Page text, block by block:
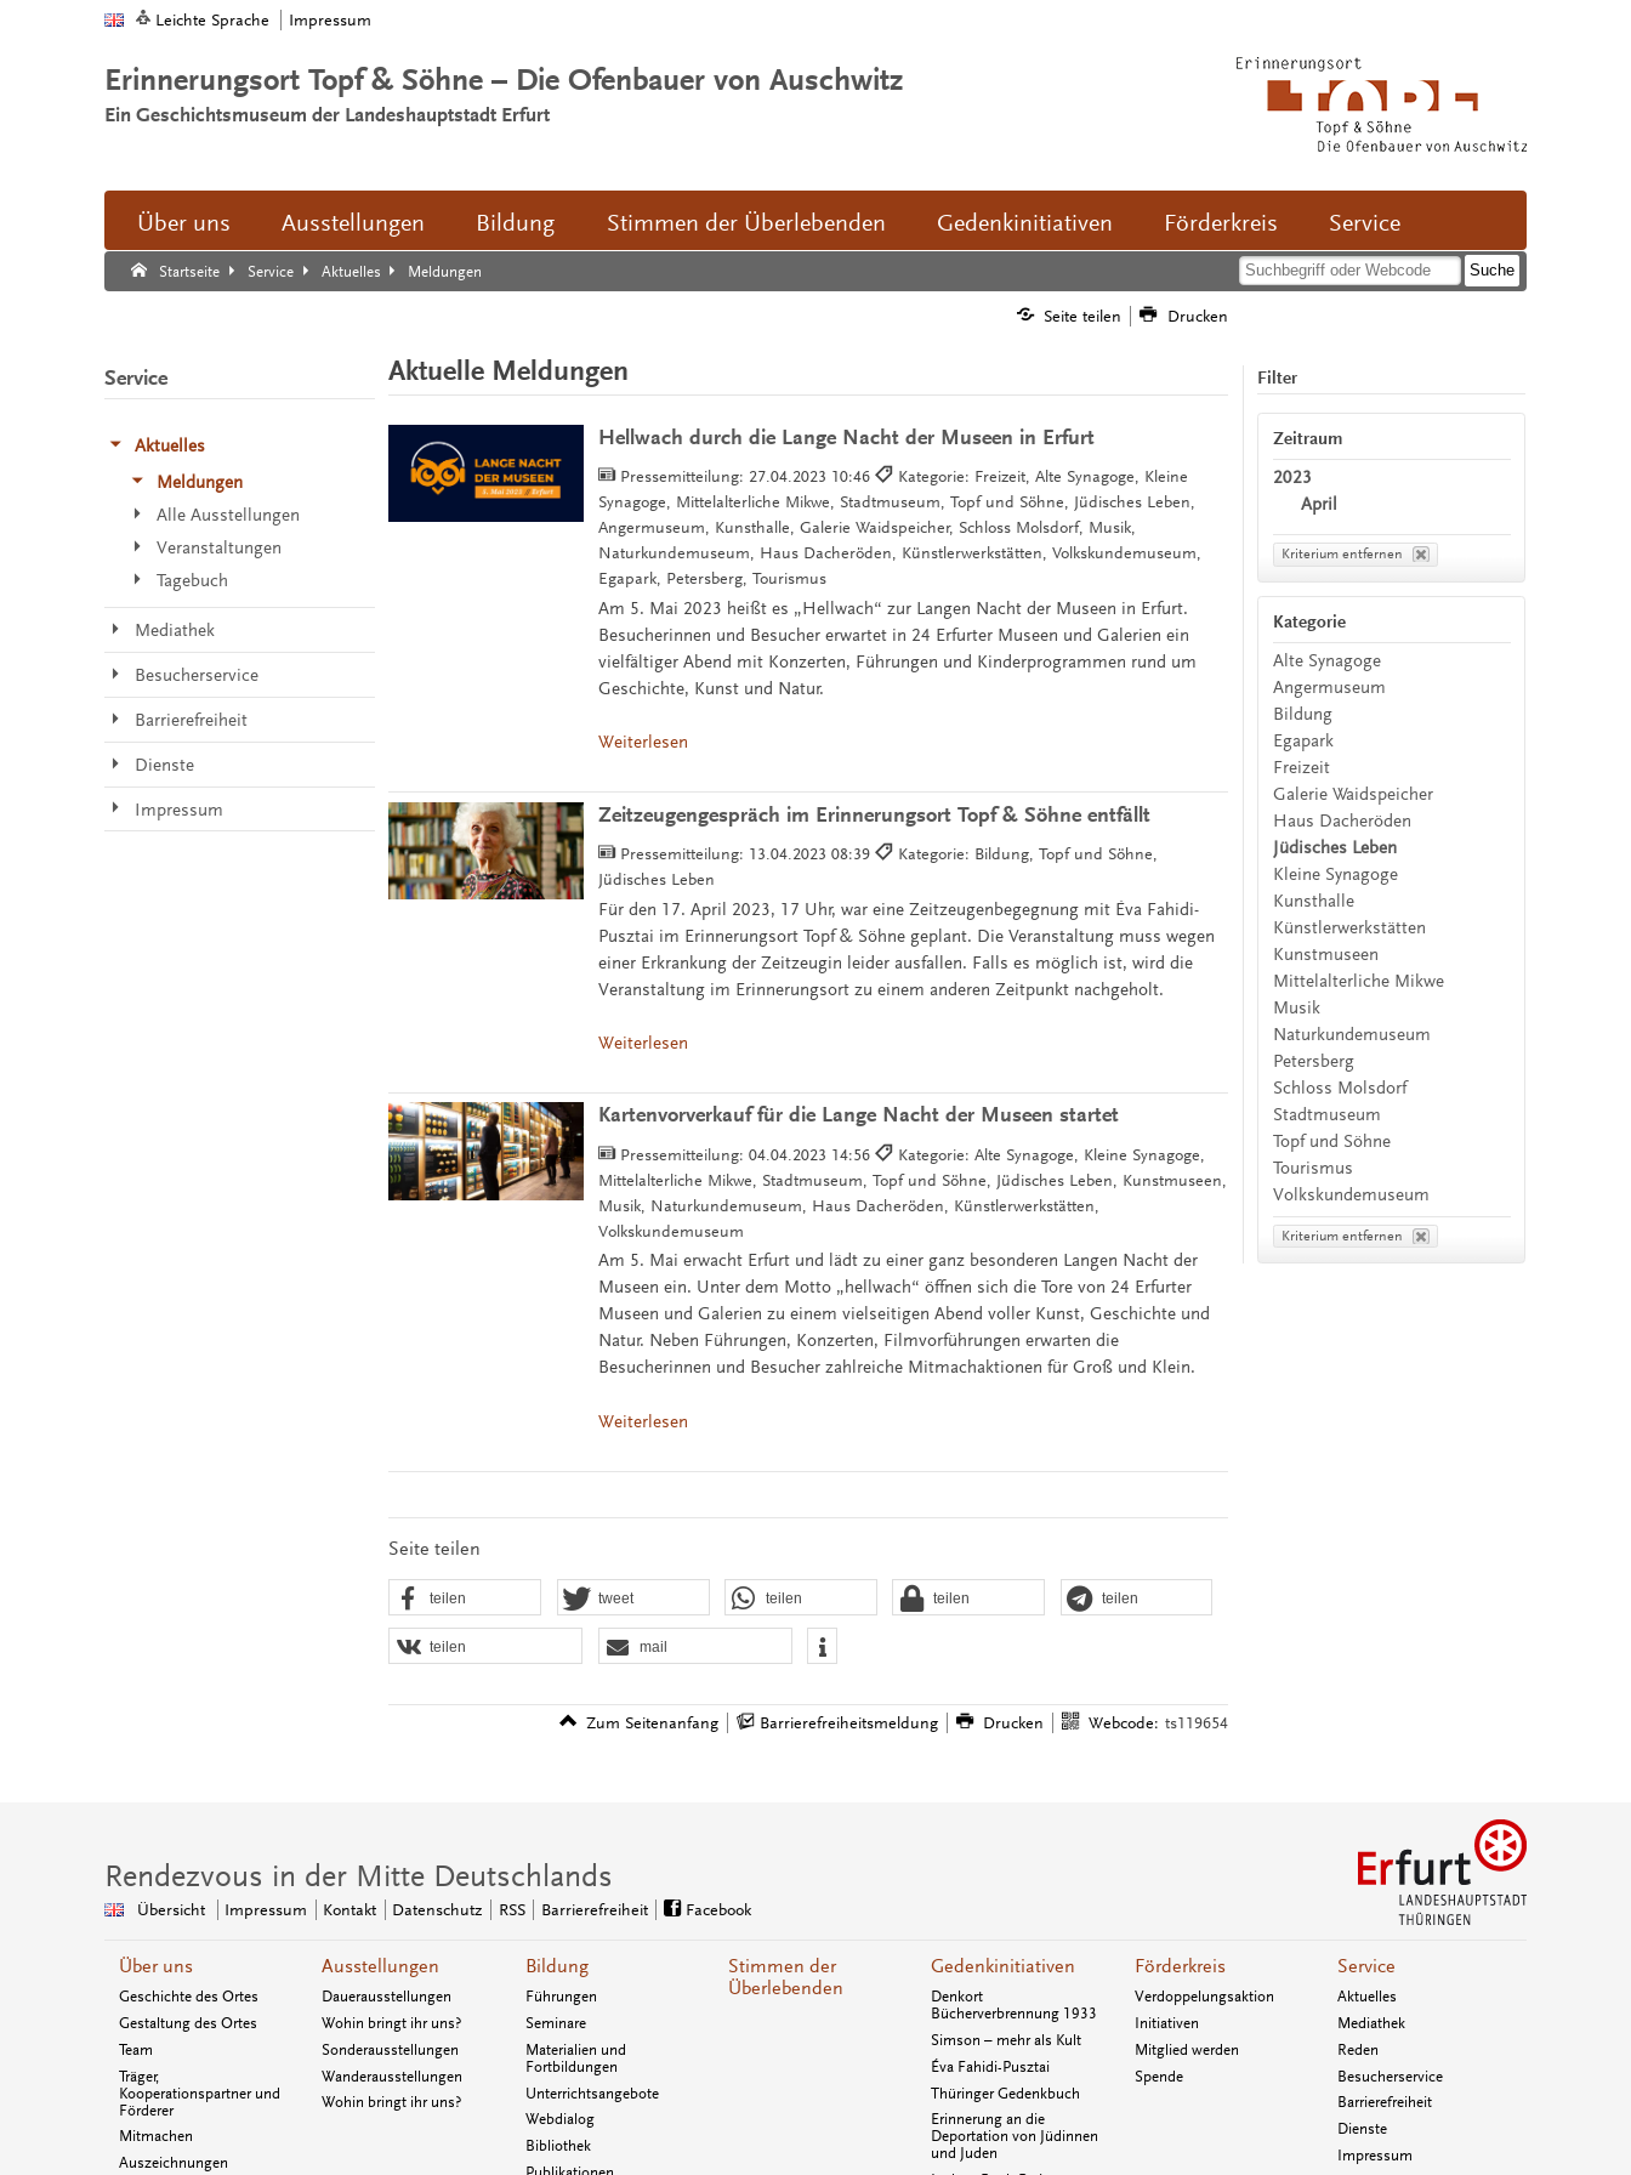
Leichte Sprache Impressum
Erinnerungsort Topf & Söhne – Die Ofenbauer von Auschwitz
Ein Geschichtsmuseum der Landeshauptstadt Erfurt
Über uns Ausstellungen Bildung Stimmen der Überlebenden Gedenkinitiativen Förderkreis Service
Startseite Service Aktuelles Meldungen
Suche:
Suche Ende.
Seite teilen Drucken
Aktuelle Meldungen
Hellwach durch die Lange Nacht der Museen in Erfurt
Pressemitteilung: 27.04.2023 10:46
Kategorie: Freizeit, Alte Synagoge, Kleine
Synagoge, Mittelalterliche Mikwe, Stadtmuseum, Topf und Söhne, Jüdisches Leben,
Angermuseum, Kunsthalle, Galerie Waidspeicher, Schloss Molsdorf, Musik,
Naturkundemuseum, Haus Dacheröden, Künstlerwerkstätten, Volkskundemuseum,
Egapark, Petersberg, Tourismus
Am 5. Mai 2023 heißt es „Hellwach“ zur Langen Nacht der Museen in Erfurt.
Besucherinnen und Besucher erwartet in 24 Erfurter Museen und Galerien ein
vielfältiger Abend mit Konzerten, Führungen und Kinderprogrammen rund um
Geschichte, Kunst und Natur.
Weiterlesen
Zeitzeugengespräch im Erinnerungsort Topf & Söhne entfällt
Pressemitteilung: 13.04.2023 08:39
Kategorie: Bildung, Topf und Söhne,
Jüdisches Leben
Für den 17. April 2023, 17 Uhr, war eine Zeitzeugenbegegnung mit Éva Fahidi-
Pusztai im Erinnerungsort Topf & Söhne geplant. Die Veranstaltung muss wegen
einer Erkrankung der Zeitzeugin leider ausfallen. Falls es möglich ist, wird die
Veranstaltung im Erinnerungsort zu einem anderen Zeitpunkt nachgeholt.
Weiterlesen
Kartenvorverkauf für die Lange Nacht der Museen startet
Pressemitteilung:04.04.2023 14:56
Kategorie: Alte Synagoge, Kleine Synagoge,
Mittelalterliche Mikwe, Stadtmuseum, Topf und Söhne, Jüdisches Leben, Kunstmuseen,
Musik, Naturkundemuseum, Haus Dacheröden, Künstlerwerkstätten,
Volkskundemuseum
Am 5. Mai erwacht Erfurt und lädt zu einer ganz besonderen Langen Nacht der
Museen ein. Unter dem Motto „hellwach“ öffnen sich die Tore von 24 Erfurter
Museen und Galerien zu einem vielseitigen Abend voller Kunst, Geschichte und
Natur. Neben Führungen, Konzerten, Filmvorführungen erwarten die
Besucherinnen und Besucher zahlreiche Mitmachaktionen für Groß und Klein.
Weiterlesen
Seite teilen
teilen tweet teilen teilen teilen
teilen mail
Zum Seitenanfang Barrierefreiheitsmeldung Drucken Webcode: ts119654
Filter
Zeitraum
2023
April
Kriterium entfernen
Kategorie
Alte Synagoge
Angermuseum
Bildung
Egapark
Freizeit
Galerie Waidspeicher
Haus Dacheröden
Jüdisches Leben
Kleine Synagoge
Kunsthalle
Künstlerwerkstätten
Kunstmuseen
Mittelalterliche Mikwe
Musik
Naturkundemuseum
Petersberg
Schloss Molsdorf
Stadtmuseum
Topf und Söhne
Tourismus
Volkskundemuseum
Kriterium entfernen
Service
Aktuelles
Meldungen
Alle Ausstellungen
Veranstaltungen
Tagebuch
Mediathek
Besucherservice
Barrierefreiheit
Dienste
Impressum
Rendezvous in der Mitte Deutschlands
Übersicht Impressum Kontakt Datenschutz RSS Barrierefreiheit Facebook
Über uns
Geschichte des Ortes
Gestaltung des Ortes
Team
Träger,
Kooperationspartner und
Förderer
Mitmachen
Auszeichnungen
Ausstellungen
Dauerausstellungen
Wohin bringt ihr uns?
Sonderausstellungen
Wanderausstellungen
Wohin bringt ihr uns?
Bildung
Führungen
Seminare
Materialien und
Fortbildungen
Unterrichtsangebote
Webdialog
Bibliothek
Stimmen der
Überlebenden
Gedenkinitiativen
Denkort
Bücherverbrennung 1933
Simson – mehr als Kult
Éva Fahidi-Pusztai
Thüringer Gedenkbuch
Erinnerung an die
Deportation von Jüdinnen
und Juden
Förderkreis
Verdoppelungsaktion
Initiativen
Mitglied werden
Spende
Service
Aktuelles
Mediathek
Reden
Besucherservice
Barrierefreiheit
Dienste
Impressum